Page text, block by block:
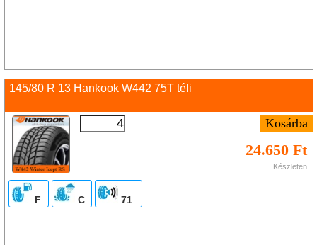
145/80 R 13 Hankook W442 75T téli
24.650 Ft
Készleten
F C 71